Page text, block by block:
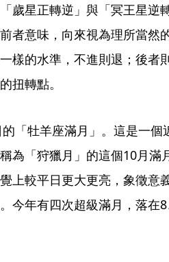
歲星正轉逆」與「冥王星逆
者意味，向來視為理所當然
樣的水準，不進則退；後者
扭轉點。
「牡羊座滿月」。這是一個
為「狩獵月」的這個10月滿
上較平日更大更亮，象徵意
今年有四次超級滿月，落在